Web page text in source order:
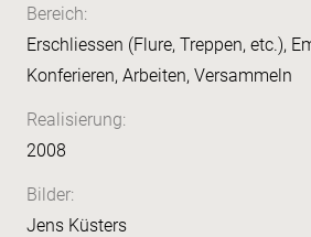
Bereich:
Erschliessen (Flure, Treppen, etc.),
Konferieren, Arbeiten, Versammeln
Realisierung:
2008
Bilder:
Jens Küsters